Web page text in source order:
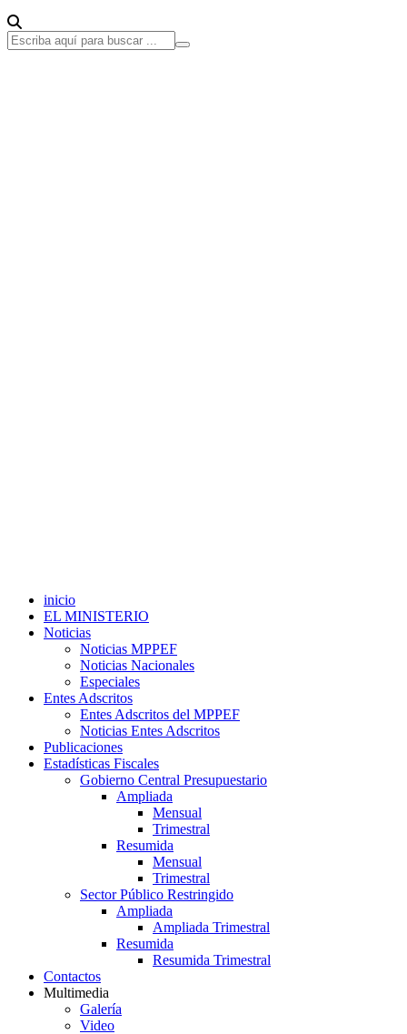
inicio
EL MINISTERIO
Noticias
Noticias MPPEF
Noticias Nacionales
Especiales
Entes Adscritos
Entes Adscritos del MPPEF
Noticias Entes Adscritos
Publicaciones
Estadísticas Fiscales
Gobierno Central Presupuestario
Ampliada
Mensual
Trimestral
Resumida
Mensual
Trimestral
Sector Público Restringido
Ampliada
Ampliada Trimestral
Resumida
Resumida Trimestral
Contactos
Multimedia
Galería
Video